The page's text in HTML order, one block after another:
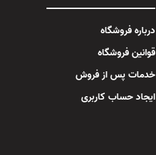
درباره فروشگاه
قوانین فروشگاه
خدمات پس از فروش
ایجاد حساب کاربری